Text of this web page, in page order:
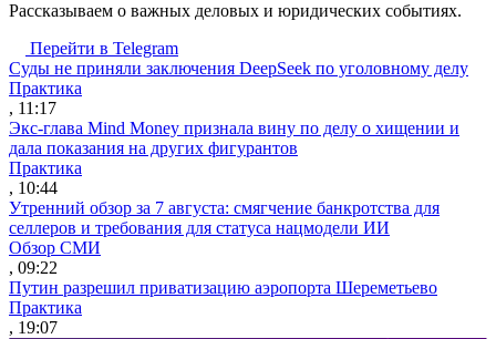
Рассказываем о важных деловых и юридических событиях.
Перейти в Telegram
Суды не приняли заключения DeepSeek по уголовному делу
Практика
, 11:17
Экс-глава Mind Money признала вину по делу о хищении и
дала показания на других фигурантов
Практика
, 10:44
Утренний обзор за 7 августа: смягчение банкротства для
селлеров и требования для статуса нацмодели ИИ
Обзор СМИ
, 09:22
Путин разрешил приватизацию аэропорта Шереметьево
Практика
, 19:07